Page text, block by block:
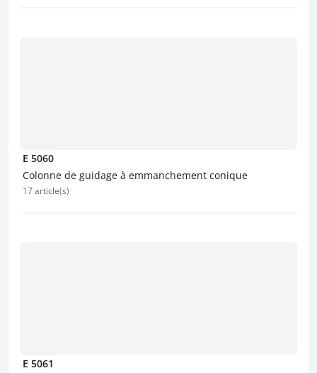
E 5060
Colonne de guidage à emmanchement conique
17 article(s)
E 5061